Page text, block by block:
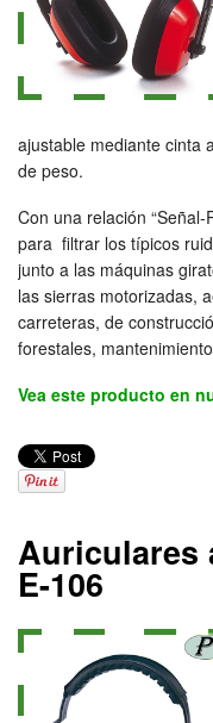
ajustable mediante cinta
de peso.
Con una relación “Señal-
para filtrar los típicos
junto a las máquinas
las sierras motorizadas,
carreteras, de
forestales,
Vea este producto en
Auriculares
E-106